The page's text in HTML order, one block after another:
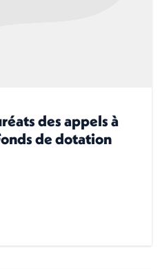
des appels à
de dotation